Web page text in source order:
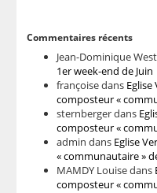
Commentaires récents
Jean-Dominique
1er week-end de Juin
françoisedans
composteur «
sternbergerdans
composteur «
admin dans Eglise
« communautaire »
MAMDY Louisedans
composteur «